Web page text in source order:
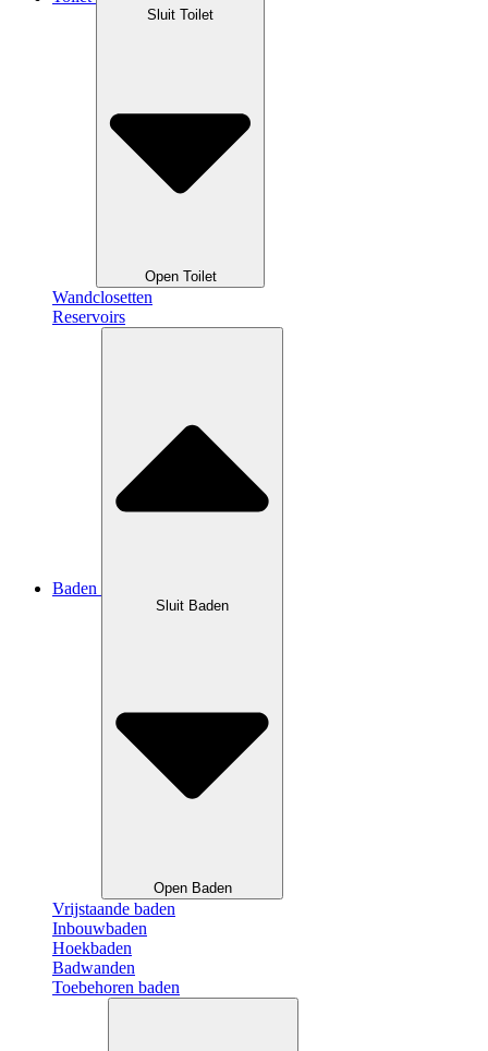
Sluit Toilet
Open Toilet
Wandclosetten
Reservoirs
Baden
Sluit Baden
Open Baden
Vrijstaande baden
Inbouwbaden
Hoekbaden
Badwanden
Toebehoren baden